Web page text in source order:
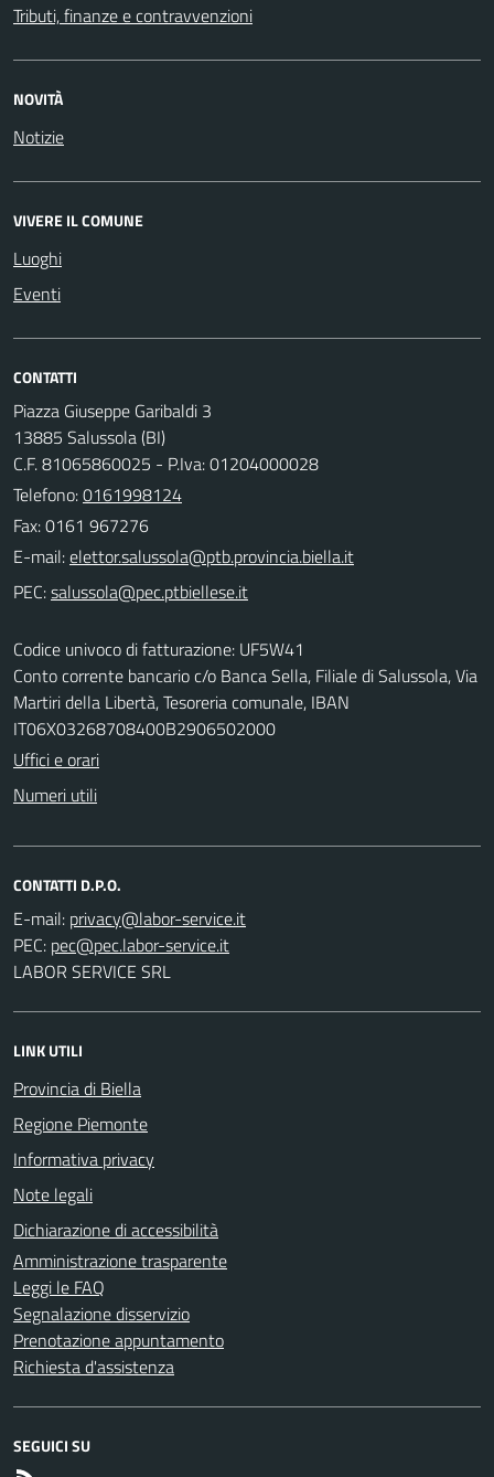
Tributi, finanze e contravvenzioni
NOVITÀ
Notizie
VIVERE IL COMUNE
Luoghi
Eventi
CONTATTI
Piazza Giuseppe Garibaldi 3
13885 Salussola (BI)
C.F. 81065860025 - P.Iva: 01204000028
Telefono:0161998124
Fax: 0161 967276
E-mail:
PEC:
Codice univoco di fatturazione: UF5W41
Conto corrente bancario c/o Banca Sella, Filiale di Salussola, Via
Martiri della Libertà, Tesoreria comunale, IBAN
IT06X03268708400B2906502000
Uffici e orari
Numeri utili
CONTATTI D.P.O.
E-mail:
PEC:
LABOR SERVICE SRL
LINK UTILI
Provincia di Biella
Regione Piemonte
Informativa privacy
Note legali
Dichiarazione di accessibilità
Amministrazione trasparente
Leggi le FAQ
Segnalazione disservizio
Prenotazione appuntamento
Richiesta d'assistenza
SEGUICI SU